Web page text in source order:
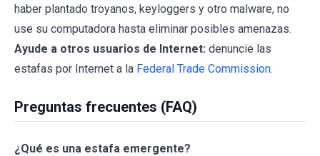
haber plantado troyanos, keyloggers y otro malware, no
use su computadora hasta eliminar posibles amenazas.
Ayude a otros usuarios de Internet: denuncie las
estafas por Internet a la Federal Trade Commission.
Preguntas frecuentes (FAQ)
¿Qué es una estafa emergente?